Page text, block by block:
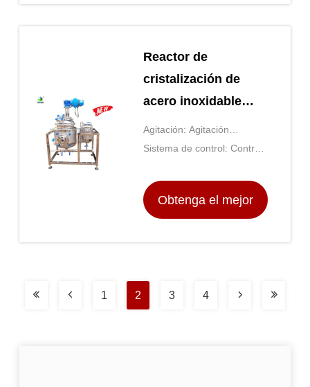
Reactor de
cristalización de
acero inoxidable
Reactor de chaqueta
de 50L
Agitación: Agitación
magnética o aérea
Sistema de control: Control
Obtenga el mejor
1 2 3 4